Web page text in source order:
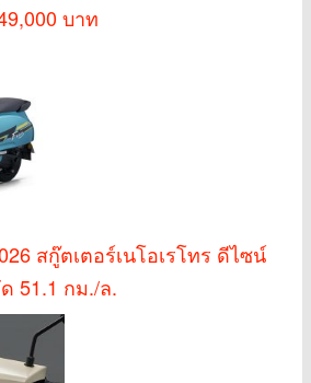
บาท
สกู๊ตเตอร์เนโอเรโทร ดีไซน์
51.1 กม./ล.